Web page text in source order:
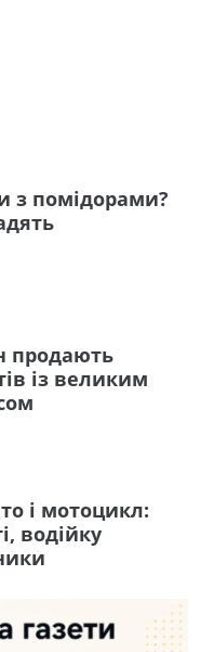
з помідорами?
продають
із великим
і мотоцикл:
водійку